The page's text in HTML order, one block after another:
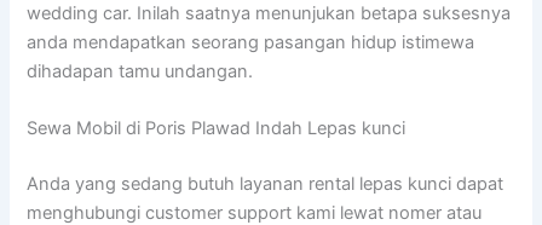
wedding car. Inilah saatnya menunjukan betapa suksesnya
anda mendapatkan seorang pasangan hidup istimewa
dihadapan tamu undangan.
Sewa Mobil di Poris Plawad Indah Lepas kunci
Anda yang sedang butuh layanan rental lepas kunci dapat
menghubungi customer support kami lewat nomer atau